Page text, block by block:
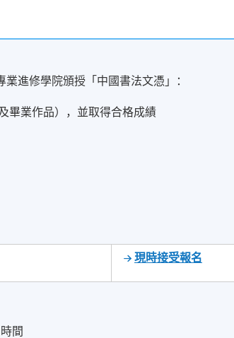
進修學院頒授「中國書法文憑」：
畢業作品），並取得合格成績
現時接受報名
間